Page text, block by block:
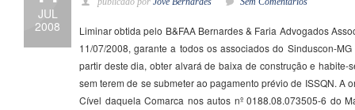
JUL
2008
Liminar obtida pelo B&FAA Bernardes & Faria Advogados
11/07/2008, garante a todos os associados do Sinduscon-
partir deste dia, obter alvará de baixa de construção e habite-
sem terem de se submeter ao pagamento prévio de ISSQN. A
Cível daquela Comarca nos autos nº 0188.08.073505-6 do